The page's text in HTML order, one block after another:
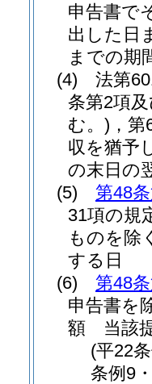
申告書で
出した日
までの期
(4)
法第
条第2項
む。) ，
収を猶予
の末日の
(5)
第48
31項の規
ものを除
する日
(6)
第48
申告書を
額 当該
(平22
条例9